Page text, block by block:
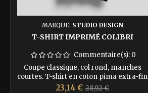
MARQUE: STUDIO DESIGN
T-SHIRT IMPRIMÉ COLIBRI
Commentaire(s): 0
Coupe classique, col rond, manches
courtes. T-shirt en coton pima extra-fin
à fibres longues.
Prix
23,14 € Prix
28,92 €